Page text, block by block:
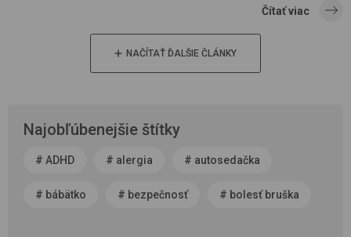
Čítať viac
NAČÍTAŤ ĎALŠIE ČLÁNKY
Najobľúbenejšie štítky
# ADHD # alergia # autosedačka
# bábätko # bezpečnosť # bolesť bruška